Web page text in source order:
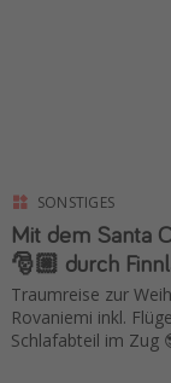
SONSTIGES
Mit dem Santa
🎅🏼 durch
Traumreise zur
Rovaniemi inkl.
Schlafabteil im Zug